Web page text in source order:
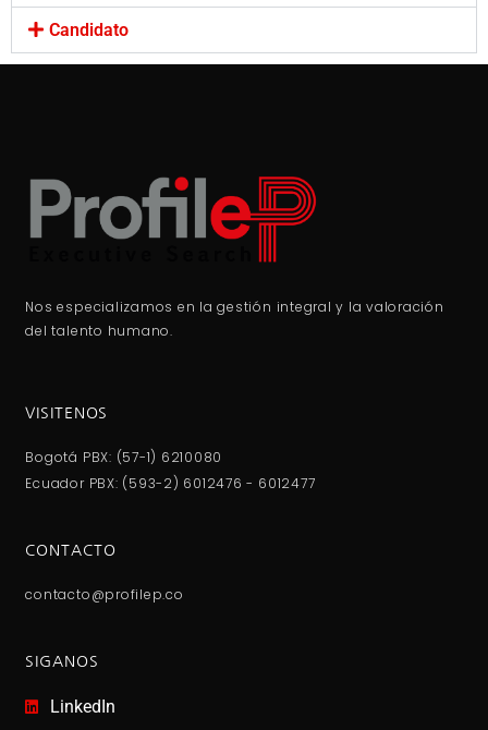
Candidato
Nos especializamos en la gestión integral y la valoración
del talento humano.
VISITENOS
Bogotá PBX: (57-1) 6210080
Ecuador PBX: (593-2) 6012476 - 6012477
CONTACTO
contacto@profilep.co
SIGANOS
LinkedIn